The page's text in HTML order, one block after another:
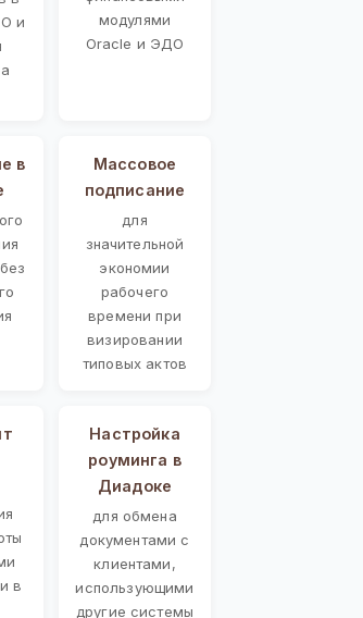
и
модулями
Oracle и ЭДО
в
Массовое
подписание
для
значительной
экономии
рабочего
времени при
визировании
типовых актов
в
Настройка
роуминга в
Диадоке
для обмена
документами с
клиентами,
использующими
другие системы